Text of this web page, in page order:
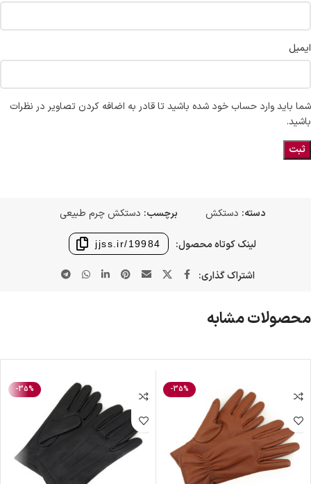
ایمیل
شما باید وارد حساب خود شده باشید تا قادر به اضافه کردن تصاویر در نظرات
باشید.
دسته: دستکش برچسب: دستکش چرم طبیعی
لینک کوتاه محصول: jjss.ir/19984
اشتراک گذاری:
محصولات مشابه
-35%
-35%